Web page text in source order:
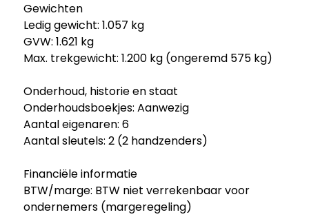
Gewichten
Ledig gewicht: 1.057 kg
GVW: 1.621 kg
Max. trekgewicht: 1.200 kg (ongeremd 575 kg)
Onderhoud, historie en staat
Onderhoudsboekjes: Aanwezig
Aantal eigenaren: 6
Aantal sleutels: 2 (2 handzenders)
Financiële informatie
BTW/marge: BTW niet verrekenbaar voor
ondernemers (margeregeling)